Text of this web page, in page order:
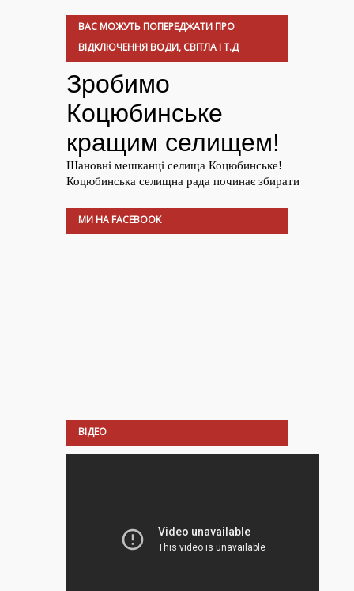
ВАС МОЖУТЬ ПОПЕРЕДЖАТИ ПРО
ВІДКЛЮЧЕННЯ ВОДИ, СВІТЛА І Т.Д
МИ НА FACEBOOK
ВІДЕО